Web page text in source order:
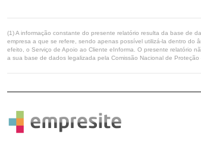
(1) A informação constante do presente relatório resulta da base de
empresa a que se refere, sendo apenas possível utilizá-la dentro do
efeito, o Serviço de Apoio ao Cliente eInforma. O presente relatório
a sua base de dados legalizada pela Comissão Nacional de